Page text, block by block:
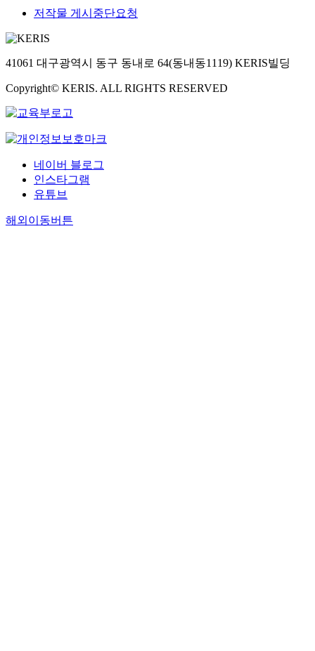
저작물 게시중단요청
41061 대구광역시 동구 동내로 64(동내동1119) KERIS빌딩
Copyright© KERIS. ALL RIGHTS RESERVED
네이버 블로그
인스타그램
유튜브
해외이동버튼